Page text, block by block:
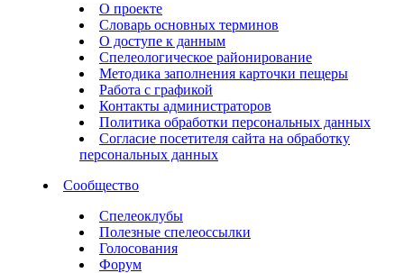
О проекте
Словарь основных терминов
О доступе к данным
Спелеологическое районирование
Методика заполнения карточки пещеры
Работа с графикой
Контакты администраторов
Политика обработки персональных данных
Согласие посетителя сайта на обработку
персональных данных
Сообщество
Спелеоклубы
Полезные спелеоссылки
Голосования
Форум